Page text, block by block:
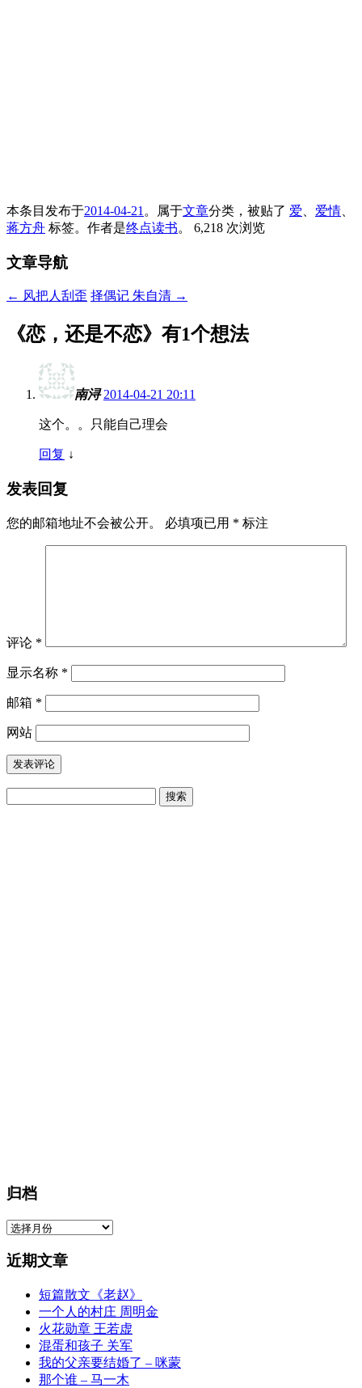
本条目发布于2014-04-21 。属于文章分类，被贴了 爱 爱情
蒋方舟 标签。 作者是终点读书。 6,218 次浏览
文章导航
← 风把人刮歪 择偶记 朱自清 →
《恋，还是不恋》有1个想法
南浔 2014-04-21 20:11
这个。。只能自己理会
回复 ↓
发表回复
您的邮箱地址不会被公开。 必填项已用 * 标注
评论 *
显示名称 *
邮箱 *
网站
归档
归
近期文章
短篇散文《老赵》
一个人的村庄 周明金
火花勋章 王若虚
混蛋和孩子 关军
我的父亲要结婚了 – 咪蒙
那个谁 – 马一木